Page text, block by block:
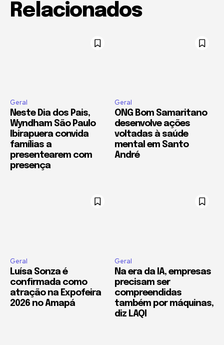
Relacionados
Geral
Neste Dia dos Pais,
Wyndham São Paulo
Ibirapuera convida
famílias a
presentearem com
presença
Geral
ONG Bom Samaritano
desenvolve ações
voltadas à saúde
mental em Santo
André
Geral
Luísa Sonza é
confirmada como
atração na Expofeira
2026 no Amapá
Geral
Na era da IA, empresas
precisam ser
compreendidas
também por máquinas,
diz LAQI